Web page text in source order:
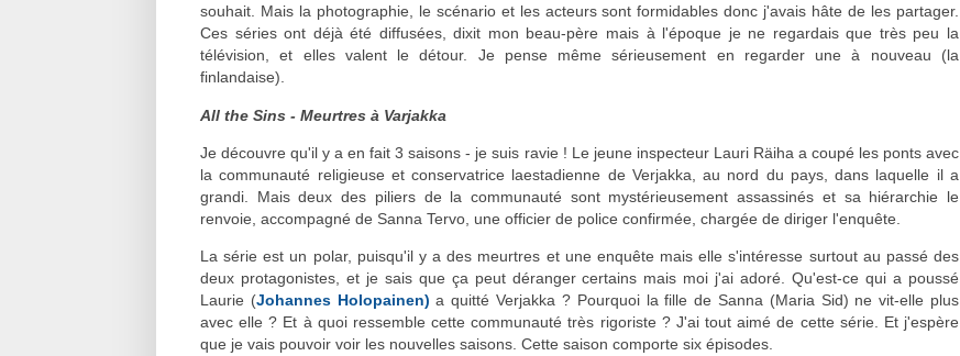
souhait. Mais la photographie, le scénario et les acteurs sont formidables donc j'avais hâte de les partager.
Ces séries ont déjà été diffusées, dixit mon beau-père mais à l'époque je ne regardais que très peu la
télévision, et elles valent le détour. Je pense même sérieusement en regarder une à nouveau (la
finlandaise).
All the Sins - Meurtres à Varjakka
Je découvre qu'il y a en fait 3 saisons - je suis ravie ! Le jeune inspecteur Lauri Räiha a coupé les ponts avec
la communauté religieuse et conservatrice laestadienne de Verjakka, au nord du pays, dans laquelle il a
grandi. Mais deux des piliers de la communauté sont mystérieusement assassinés et sa hiérarchie le
renvoie, accompagné de Sanna Tervo, une officier de police confirmée, chargée de diriger l'enquête.
La série est un polar, puisqu'il y a des meurtres et une enquête mais elle s'intéresse surtout au passé des
deux protagonistes, et je sais que ça peut déranger certains mais moi j'ai adoré. Qu'est-ce qui a poussé
Laurie (Johannes Holopainen) a quitté Verjakka ? Pourquoi la fille de Sanna (Maria Sid) ne vit-elle plus
avec elle ? Et à quoi ressemble cette communauté très rigoriste ? J'ai tout aimé de cette série. Et j'espère
que je vais pouvoir voir les nouvelles saisons. Cette saison comporte six épisodes.